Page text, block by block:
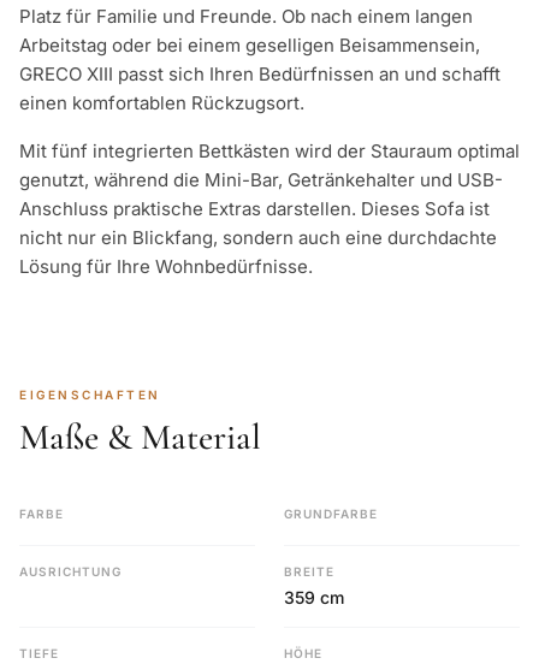
Platz für Familie und Freunde. Ob nach einem langen
Arbeitstag oder bei einem geselligen Beisammensein,
GRECO XIII passt sich Ihren Bedürfnissen an und schafft
einen komfortablen Rückzugsort.
Mit fünf integrierten Bettkästen wird der Stauraum optimal
genutzt, während die Mini-Bar, Getränkehalter und USB-
Anschluss praktische Extras darstellen. Dieses Sofa ist
nicht nur ein Blickfang, sondern auch eine durchdachte
Lösung für Ihre Wohnbedürfnisse.
EIGENSCHAFTEN
Maße & Material
FARBE GRUNDFARBE
AUSRICHTUNG BREITE
359 cm
TIEFE HÖHE